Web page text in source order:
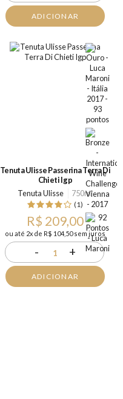
ADICIONAR
Tenuta Ulisse Passerina Terra Di
Chieti Igp
Tenuta Ulisse
750ml
(1)
R$ 209,00
ou até 2x de R$ 104,50 sem juros
- 1 +
ADICIONAR